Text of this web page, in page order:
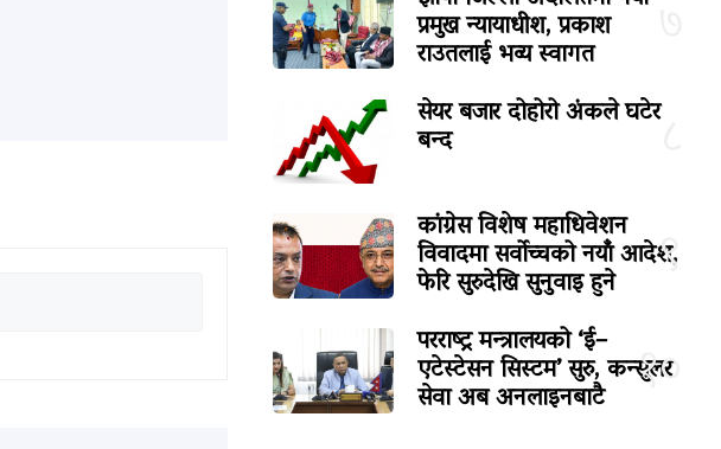
प्रमुख न्यायाधीश, प्रकाश
राउतलाई भव्य स्वागत
सेयर बजार दोहोरो अंकले घटेर
बन्द
९
कांग्रेस विशेष महाधिवेशन
विवादमा सर्वोच्चको नयाँ आदेश,
फेरि सुरुदेखि सुनुवाइ हुने
१०
परराष्ट्र मन्त्रालयको ‘ई–
एटेस्टेसन सिस्टम’ सुरु, कन्सुलर
सेवा अब अनलाइनबाटै